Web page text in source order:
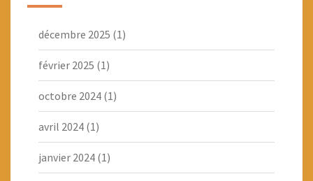
décembre 2025 (1)
février 2025 (1)
octobre 2024 (1)
avril 2024 (1)
janvier 2024 (1)